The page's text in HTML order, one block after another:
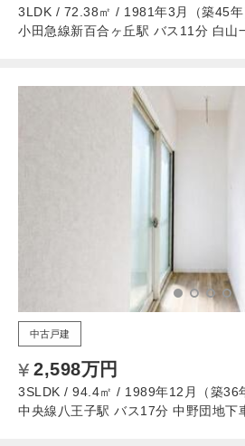
3LDK / 72.38㎡ / 1981年3月（築45年
小田急線新百合ヶ丘駅 バス11分 白山
中古戸建
2,598万円
3SLDK / 94.4㎡ / 1989年12月（築36
中央線八王子駅 バス17分 中野団地下